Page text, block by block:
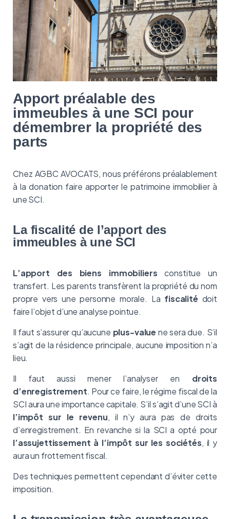
Apport préalable des
immeubles à une SCI pour
démembrer la propriété des
parts
Chez AGBC AVOCATS, nous préférons préalablement
à la donation faire apporter le patrimoine immobilier à
une SCI.
La fiscalité de l’apport des
immeubles à une SCI
L’apport des biens immobiliers constitue un
transfert. Les parents transfèrent la propriété du nom
propre vers une personne morale. La fiscalité doit
faire l’objet d’une analyse pointue.
Il faut s’assurer qu’aucune plus-value ne sera due. S’il
s’agit de la résidence principale, aucune imposition n’a
lieu.
Il faut aussi mener l’analyser en droits
d’enregistrement. Pour ce faire, le régime fiscal de la
SCI aura une importance capitale. S’il s’agit d’une SCI à
l’impôt sur le revenu, il n’y aura pas de droits
d’enregistrement. En revanche si la SCI a opté pour
l’assujettissement à l’impôt sur les sociétés, il y
aura un frottement fiscal.
Des techniques permettent cependant d’éviter cette
imposition.